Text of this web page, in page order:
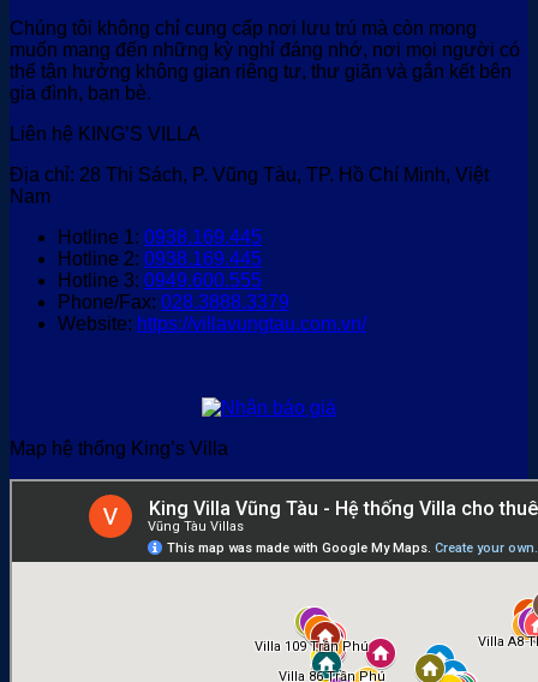
Chúng tôi không chỉ cung cấp nơi lưu trú mà còn mong
muốn mang đến những kỳ nghỉ đáng nhớ, nơi mọi người có
thể tận hưởng không gian riêng tư, thư giãn và gắn kết bên
gia đình, bạn bè.
Liên hệ KING’S VILLA
Địa chỉ: 28 Thi Sách, P. Vũng Tàu, TP. Hồ Chí Minh, Việt
Nam
Hotline 1: 0938.169.445
Hotline 2: 0938.169.445
Hotline 3: 0949.600.555
Phone/Fax: 028.3888.3379
Website: https://villavungtau.com.vn/
Map hệ thống King’s Villa